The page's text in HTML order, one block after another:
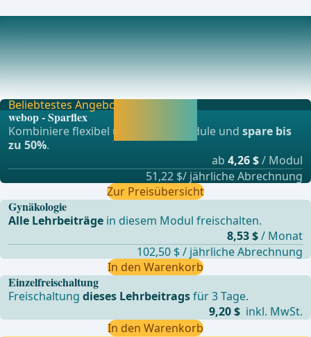
Langzeitfolgen
Raten für Netzerosionen variieren je nach
Methode:Vorderes Kompartiment: 1,2-3,2 %Vaginale
Netzimpl
Einzelfreischaltung
Freischaltungdieses Lehrbeitragsfür 3 Tage.
9,20 $ inkl. MwSt.
In den Warenkorb
Beliebtestes Angebot
webop - Sparflex
Kombiniere flexibel unsere Lernmodule undspare bis
zu 50%.
ab 4,26 $/ Modul
51,22 $/ jährliche Abrechnung
Zur Preisübersicht
Gynäkologie
Alle Lehrbeiträge in diesem Modul freischalten.
8,53 $/ Monat
102,50 $ / jährliche Abrechnung
In den Warenkorb